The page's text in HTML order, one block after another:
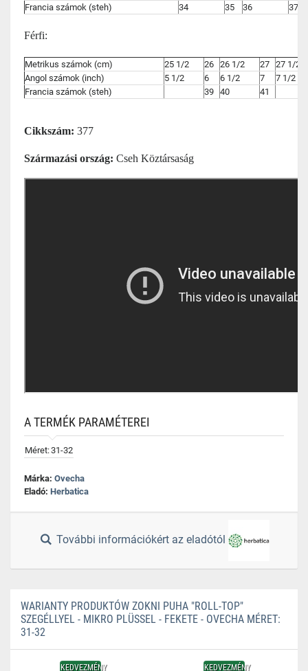
Francia számok (steh)
34 35 36 37
Férfi:
Metrikus számok (cm) 25 1/2 26 26 1/2 27 27 1/2
Angol számok (inch)
5 1/2 6 6 1/2 7
7 1/2
Francia számok (steh)
39 40 41
Cikkszám: 377
Származási ország: Cseh Köztársaság
A TERMÉK PARAMÉTEREI
Méret:31-32
Márka: Ovecha
Eladó: Herbatica
További információkért az eladótól
WARIANTY PRODUKTÓW ZOKNI PUHA "ROLL-TOP"
SZEGÉLLYEL - MIKRO PLÜSSEL - FEKETE - OVECHA MÉRET:
31-32
KEDVEZMÉNY KEDVEZMÉNY